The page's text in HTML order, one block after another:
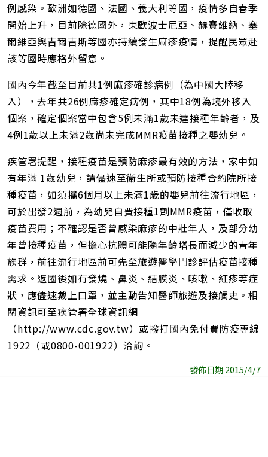
例感染。歐洲如德國、法國、義大利等國，疫情多自春季
開始上升，目前除德國外，東歐波士尼亞、赫賽維納、塞
爾維亞與吉爾吉斯等國亦持續發生麻疹疫情，提醒民眾赴
該等國時應格外留意。
國內今年截至目前共1例麻疹確診病例（為中國大陸移
入），去年共26例麻疹確定病例，其中18例為境外移入
個案，確定個案當中包含5例未滿1歲未達接種年齡者，及
4例1歲以上未滿2歲尚未完成MMR疫苗接種之嬰幼兒。
疾管署提醒，接種疫苗是預防麻疹最有效的方法，家中如
有年滿 1歲幼兒，請儘速至衛生所或預防接種合約院所接
種疫苗，如須攜6個月以上未滿1歲的嬰兒前往流行地區，
可於出發2週前，為幼兒自費接種1劑MMR疫苗，僅收取
疫苗費用；不確認是否曾感染麻疹的中壯年人，及部分幼
年曾接種疫苗，但擔心抗體可能隨年齡增長而減少的青年
族群，前往流行地區前可先至旅遊醫學門診評估疫苗接種
需求。返國後如有發燒、鼻炎、結膜炎、咳嗽、紅疹等症
狀，應儘速戴上口罩，並主動告知醫師旅遊及接觸史。相
關資訊可至疾管署全球資訊網
（http://www.cdc.gov.tw）或撥打國內免付費防疫專線
1922（或0800-001922）洽詢。
發佈日期 2015/4/7